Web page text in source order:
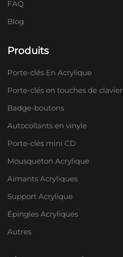
FAQ
Blog
Produits
Porte-clés En Acrylique
Porte-clés en touches de clavier
Badge-boutons
Autocollants en vinyle
Porte-clés mini CD
Mousqueton Acrylique
Aimants Acryliques
Support Acrylique
Épingles Acryliques
Autres